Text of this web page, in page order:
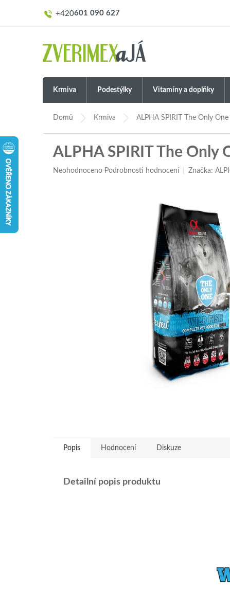
601 090 627
Krmiva Podestýlky Vitamíny a doplňky
Domů Krmiva ALPHA SPIRIT The Only
ALPHA SPIRIT The Only
Průměrné
Neohodnoceno Podrobnosti hodnocení Značka:
Popis Hodnocení Diskuze
Detailní popis produktu